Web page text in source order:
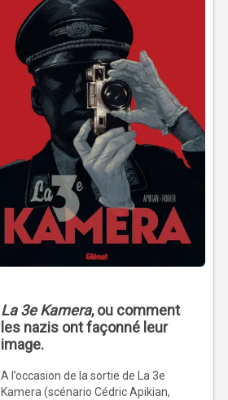
La 3e Kamera, ou comment
les nazis ont façonné leur
image.
A l’occasion de la sortie de La 3e
Kamera (scénario Cédric Apikian,